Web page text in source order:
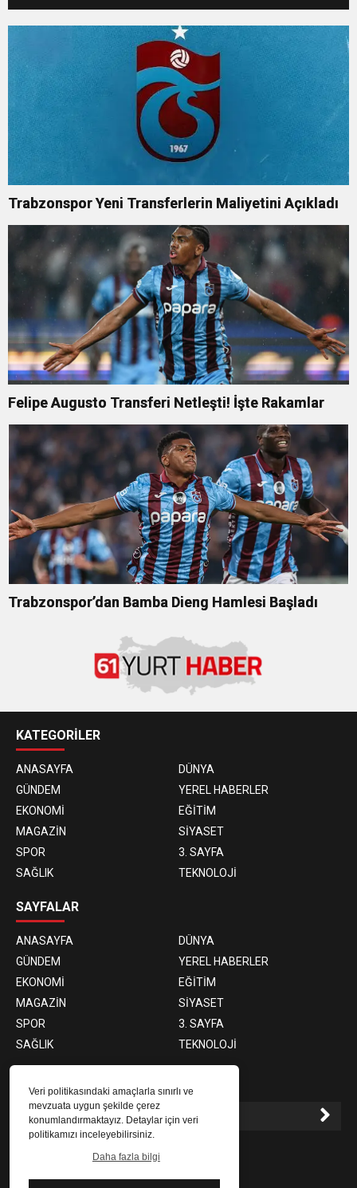
Veri politikasındaki amaçlarla sınırlı ve
mevzuata uygun şekilde çerez
konumlandırmaktayız. Detaylar için veri
politikamızı inceleyebilirsiniz.
Daha fazla bilgi
Trabzonspor Yeni Transferlerin Maliyetini Açıkladı
Felipe Augusto Transferi Netleşti! İşte Rakamlar
Trabzonspor’dan Bamba Dieng Hamlesi Başladı
KATEGORİLER
ANASAYFA
DÜNYA
GÜNDEM
YEREL HABERLER
EKONOMİ
EĞİTİM
MAGAZİN
SİYASET
SPOR
3. SAYFA
SAĞLIK
TEKNOLOJİ
SAYFALAR
ANASAYFA
DÜNYA
GÜNDEM
YEREL HABERLER
EKONOMİ
EĞİTİM
MAGAZİN
SİYASET
SPOR
3. SAYFA
SAĞLIK
TEKNOLOJİ